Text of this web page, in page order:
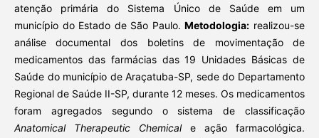
atenção primária do Sistema Único de Saúde em um
município do Estado de São Paulo.Metodologia: realizou-se
análise documental dos boletins de movimentação de
medicamentos das farmácias das 19 Unidades Básicas de
Saúde do município de Araçatuba-SP, sede do Departamento
Regional de Saúde II-SP, durante 12 meses. Os medicamentos
foram agregados segundo o sistema de classificação
Anatomical Therapeutic Chemicale ação farmacológica.